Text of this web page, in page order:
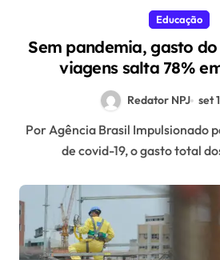
Educação
Sem pandemia, gasto
viagens salta 78%
Redator NPJ set
Por Agência Brasil Impulsionado pelo fim da pandemia
de covid-19, o gasto total